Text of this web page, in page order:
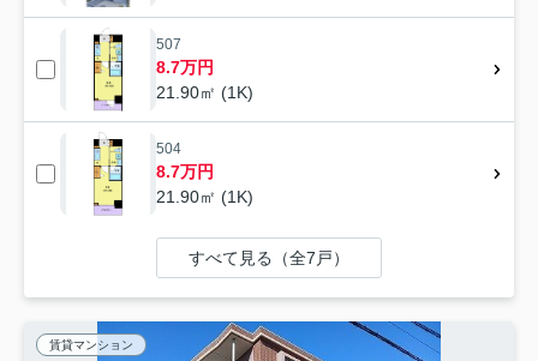
507
8.7万円
21.90㎡ (1K)
504
8.7万円
21.90㎡ (1K)
すべて見る（全7戸）
賃貸マンション